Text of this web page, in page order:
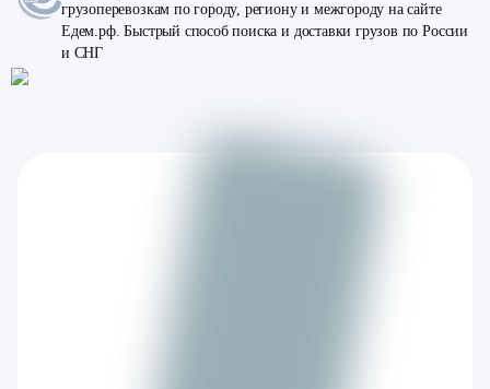
грузоперевозкам по городу, региону и межгороду на сайте
Едем.рф. Быстрый способ поиска и доставки грузов по России
и СНГ